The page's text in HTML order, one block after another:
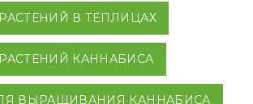
В ТЕПЛИЦАХ
КАННАБИСА
ВЫРАЩИВАНИЯ КАННАБИСА